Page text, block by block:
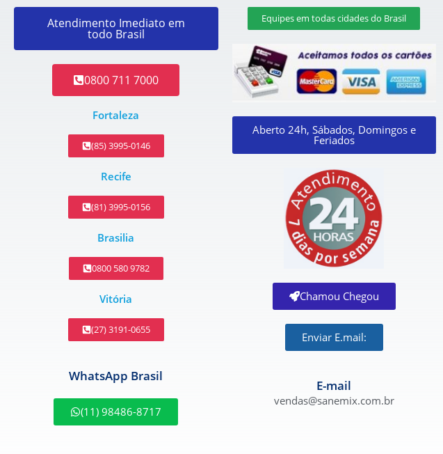
Atendimento Imediato em
todo Brasil
0800 711 7000
Fortaleza
(85) 3995-0146
Recife
(81) 3995-0156
Brasilia
0800 580 9782
Vitória
(27) 3191-0655
WhatsApp Brasil
(11) 98486-8717
Equipes em todas cidades do Brasil
Aberto 24h, Sábados, Domingos e
Feriados
Chamou Chegou
Enviar E.mail:
E-mail
vendas@sanemix.com.br